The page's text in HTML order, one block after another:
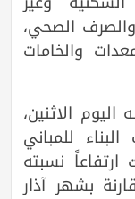
الصحي،
والخامات
الاثنين،
للمباني
نسبته
بشهر آذار